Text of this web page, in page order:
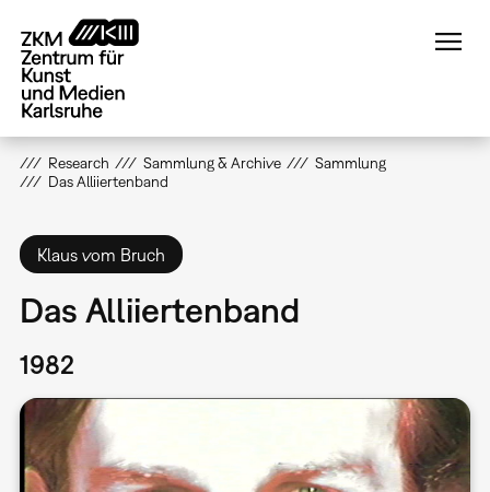
zum
Inhalt
Research Sammlung & Archive
Sammlung
Das Alliiertenband
Klaus vom Bruch
Das Alliiertenband
1982